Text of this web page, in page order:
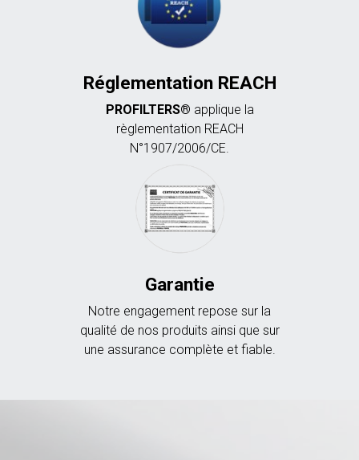
Réglementation REACH
PROFILTERS® applique la
règlementation REACH
N°1907/2006/CE.
Garantie
Notre engagement repose sur la
qualité de nos produits ainsi que sur
une assurance complète et fiable.